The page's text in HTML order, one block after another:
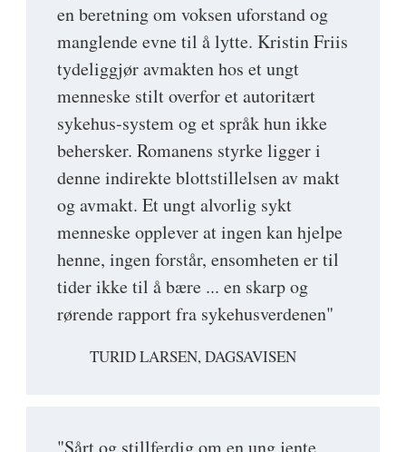
en beretning om voksen uforstand og
manglende evne til å lytte. Kristin Friis
tydeliggjør avmakten hos et ungt
menneske stilt overfor et autoritært
sykehus-system og et språk hun ikke
behersker. Romanens styrke ligger i
denne indirekte blottstillelsen av makt
og avmakt. Et ungt alvorlig sykt
menneske opplever at ingen kan hjelpe
henne, ingen forstår, ensomheten er til
tider ikke til å bære ... en skarp og
rørende rapport fra sykehusverdenen"
TURID LARSEN, DAGSAVISEN
"Sårt og stillferdig om en ung jente